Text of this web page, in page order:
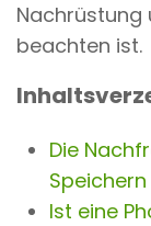
Nachrüstung
beachten ist.
Die
Ist eine